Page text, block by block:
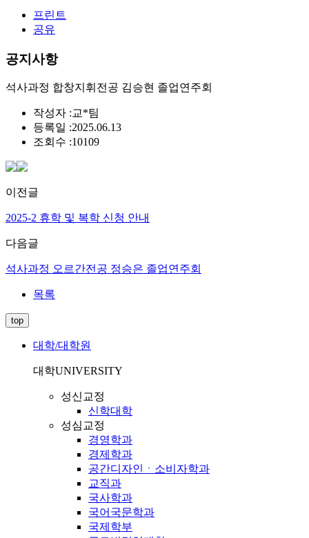
프린트
공유
공지사항
석사과정 합창지휘전공 김승현 졸업연주회
작성자 :교*팀
등록일 :2025.06.13
조회수 :10109
이전글
2025-2 휴학 및 복학 신청 안내
다음글
석사과정 오르간전공 정승은 졸업연주회
목록
top
대학/대학원
대학UNIVERSITY
성신교정
신학대학
성심교정
경영학과
경제학과
공간디자인ㆍ소비자학과
교직과
국사학과
국어국문학과
국제학부